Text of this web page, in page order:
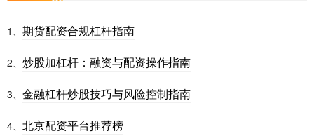
1、 期货配资合规杠杆指南
2、 炒股加杠杆：融资与配资操作指南
3、 金融杠杆炒股技巧与风险控制指南
4、 北京配资平台推荐榜